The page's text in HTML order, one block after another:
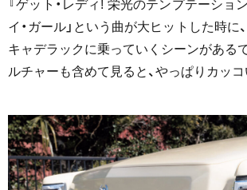
『ゲット・レディ! 栄光のテンプテーション
イ・ガール」という曲が大ヒットした時に
キャデラックに乗っていくシーンがある
ルチャーも含めて見ると、やっぱりカッコ